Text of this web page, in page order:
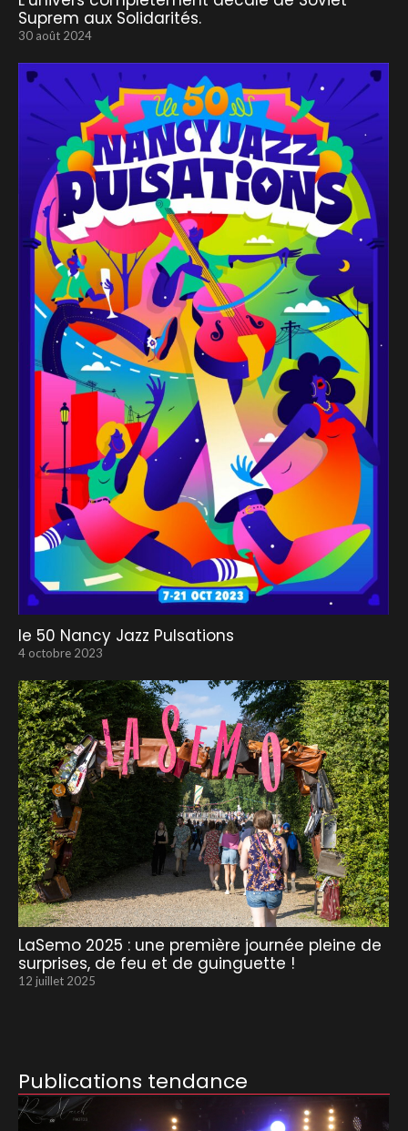
Suprem aux Solidarités.
30 août 2024
le 50 Nancy Jazz Pulsations
4 octobre 2023
LaSemo 2025 : une première journée pleine de
surprises, de feu et de guinguette !
12 juillet 2025
Publications tendance